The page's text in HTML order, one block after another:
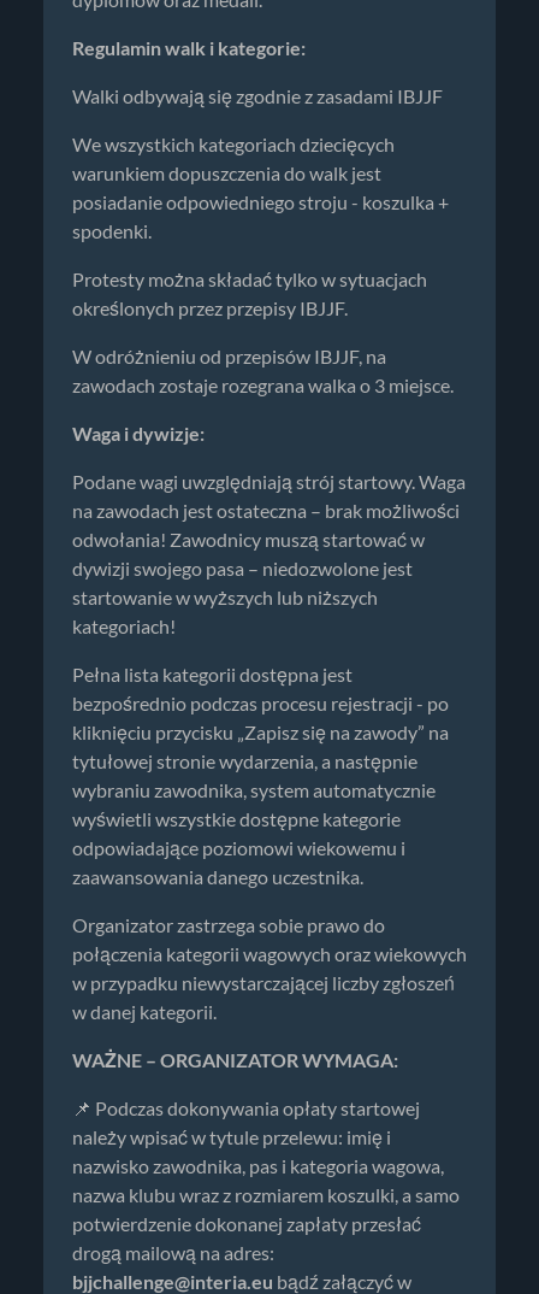
Regulamin walk i kategorie:
Walki odbywają się zgodnie z zasadami IBJJF
We wszystkich kategoriach dziecięcych
warunkiem dopuszczenia do walk jest
posiadanie odpowiedniego stroju - koszulka +
spodenki.
Protesty można składać tylko w sytuacjach
określonych przez przepisy IBJJF.
W odróżnieniu od przepisów IBJJF, na
zawodach zostaje rozegrana walka o 3 miejsce.
Waga i dywizje:
Podane wagi uwzględniają strój startowy. Waga
na zawodach jest ostateczna – brak możliwości
odwołania! Zawodnicy muszą startować w
dywizji swojego pasa – niedozwolone jest
startowanie w wyższych lub niższych
kategoriach!
Pełna lista kategorii dostępna jest
bezpośrednio podczas procesu rejestracji - po
kliknięciu przycisku „Zapisz się na zawody” na
tytułowej stronie wydarzenia, a następnie
wybraniu zawodnika, system automatycznie
wyświetli wszystkie dostępne kategorie
odpowiadające poziomowi wiekowemu i
zaawansowania danego uczestnika.
Organizator zastrzega sobie prawo do
połączenia kategorii wagowych oraz wiekowych
w przypadku niewystarczającej liczby zgłoszeń
w danej kategorii.
WAŻNE – ORGANIZATOR WYMAGA:
📌 Podczas dokonywania opłaty startowej
należy wpisać w tytule przelewu: imię i
nazwisko zawodnika, pas i kategoria wagowa,
nazwa klubu wraz z rozmiarem koszulki, a samo
potwierdzenie dokonanej zapłaty przesłać
drogą mailową na adres:
bjjchallenge@interia.eu bądź załączyć w